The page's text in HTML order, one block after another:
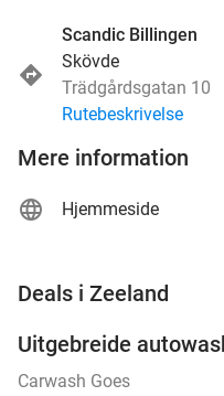
Scandic Billingen
Skövde
Trädgårdsgatan 10
Rutebeskrivelse
Mere information
Hjemmeside
Deals i Zeeland
Uitgebreide
Carwash Goes